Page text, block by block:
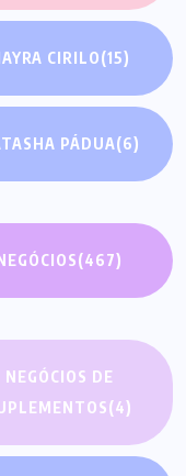
CIRILO(15)
PÁDUA(6)
(467)
NEGÓCIOS DE
(4)